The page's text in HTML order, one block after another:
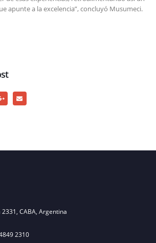
apunte a la excelencia”, concluyó Musumeci.
2331, CABA, Argentina
2310